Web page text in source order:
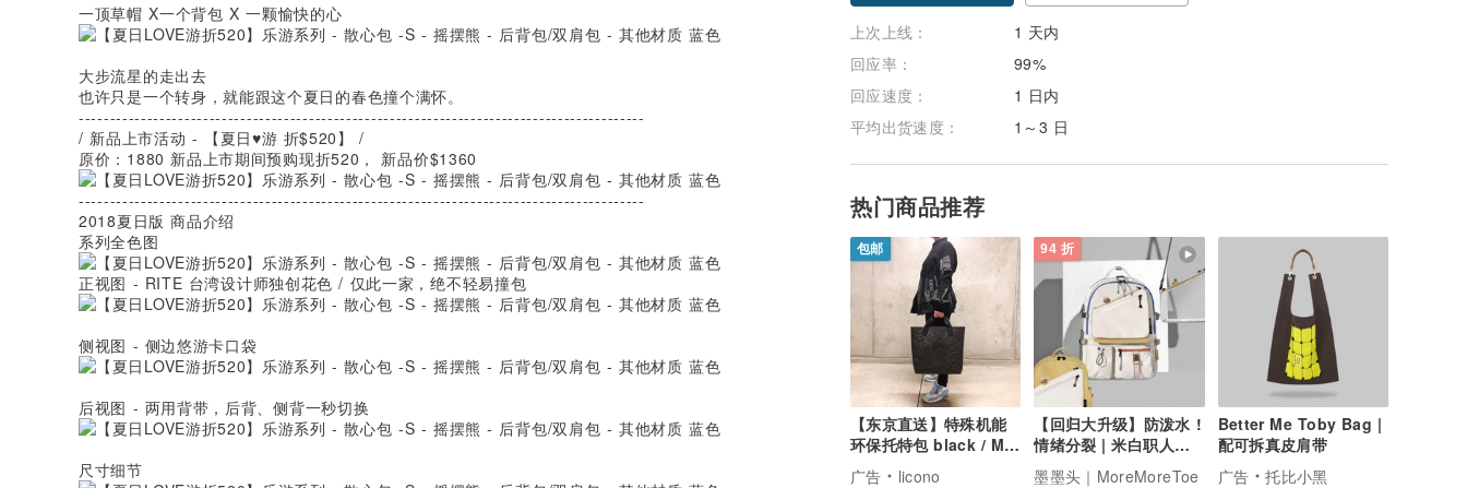
上次上线：
1 天内
回应率：
99%
回应速度：
1 日内
平均出货速度：
1～3 日
热门商品推荐
包邮
【东京直送】特殊机能
环保托特包 black / M
手工制作
广告
licono
94 折
【回归大升级】防泼水 !
情绪分裂 | 米白职人大
背包 PLUS+
墨墨头｜MoreMoreToe
Better Me Toby Bag |
配可拆真皮肩带
广告
托比小黑
一顶草帽 X一个背包 X 一颗愉快的心
大步流星的走出去
也许只是一个转身，就能跟这个夏日的春色撞个满怀。
-------------------------------------------------------------------------------------------
/ 新品上市活动 - 【夏日♥游 折$520】 /
原价：1880 新品上市期间预购现折520， 新品价$1360
-------------------------------------------------------------------------------------------
2018夏日版 商品介绍
系列全色图
正视图 - RITE 台湾设计师独创花色 / 仅此一家，绝不轻易撞包
侧视图 - 侧边悠游卡口袋
后视图 - 两用背带，后背、侧背一秒切换
尺寸细节